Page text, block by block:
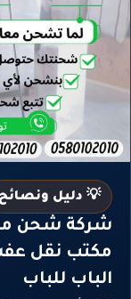
💡 دليل ونصائح
مكتب نقل
الباب للباب